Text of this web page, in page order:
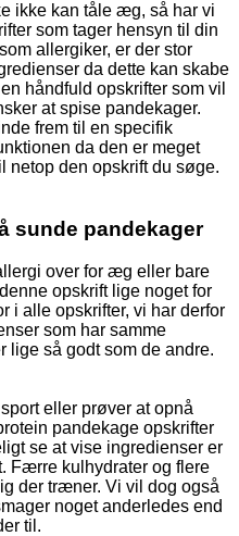
ikke kan tåle æg, så har vi
som tager hensyn til din
allergiker, er der stor
da dette kan skabe
håndfuld opskrifter som vil
at spise pandekager.
frem til en specifik
da den er meget
netop den opskrift du søge.
sunde pandekager
over for æg eller bare
opskrift lige noget for
i alle opskrifter, vi har derfor
som har samme
lige så godt som de andre.
eller prøver at opnå
pandekage opskrifter
se at vise ingredienser er
Færre kulhydrater og flere
der træner. Vi vil dog også
noget anderledes end
til.